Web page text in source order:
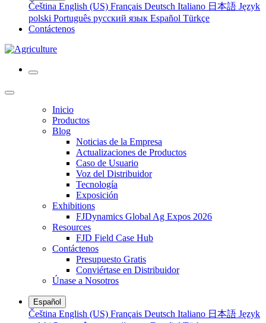
Čeština English (US) Français Deutsch Italiano 日本語 Język
polski Português русский язык Español Türkçe
Contáctenos
Inicio
Productos
Blog
Noticias de la Empresa
Actualizaciones de Productos
Caso de Usuario
Voz del Distribuidor
Tecnología
Exposición
Exhibitions
FJDynamics Global Ag Expos 2026
Resources
FJD Field Case Hub
Contáctenos
Presupuesto Gratis
Conviértase en Distribuidor
Únase a Nosotros
Español
Čeština English (US) Français Deutsch Italiano 日本語 Język